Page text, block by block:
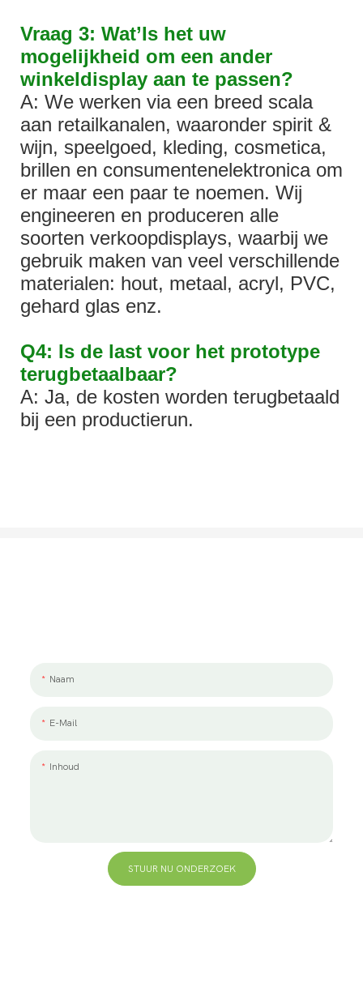
Vraag 3: Wat’Is het uw
mogelijkheid om een ​​ander
winkeldisplay aan te passen?
A: We werken via een breed scala
aan retailkanalen, waaronder spirit &
wijn, speelgoed, kleding, cosmetica,
brillen en consumentenelektronica om
er maar een paar te noemen. Wij
engineeren en produceren alle
soorten verkoopdisplays, waarbij we
gebruik maken van veel verschillende
materialen: hout, metaal, acryl, PVC,
gehard glas enz.
Q4: Is de last voor het prototype
terugbetaalbaar?
A: Ja, de kosten worden terugbetaald
bij een productierun.
Naam
E-Mail
Inhoud
STUUR NU ONDERZOEK